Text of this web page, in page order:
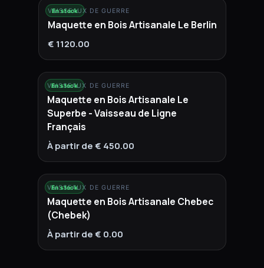
En stock
VAISSEAUX DE GUERRE
Maquette en Bois Artisanale Le Berlin
€ 1120.00
En stock
VAISSEAUX DE GUERRE
Maquette en Bois Artisanale Le
Superbe - Vaisseau de Ligne
Français
À partir de € 450.00
En stock
VAISSEAUX DE GUERRE
Maquette en Bois Artisanale Chebec
(Chebek)
À partir de € 0.00